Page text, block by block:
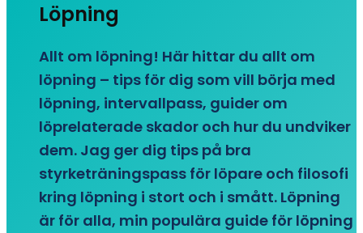
Löpning
Allt om löpning! Här hittar du allt om
löpning – tips för dig som vill börja med
löpning, intervallpass, guider om
löprelaterade skador och hur du undviker
dem. Jag ger dig tips på bra
styrketräningspass för löpare och filosofi
kring löpning i stort och i smått. Löpning
är för alla, min populära guide för löpning